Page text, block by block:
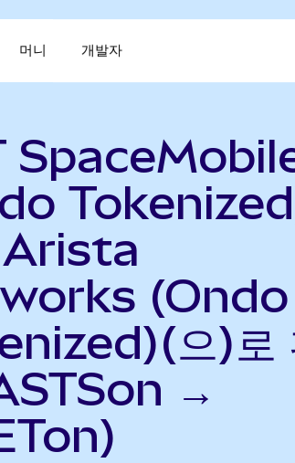
머니 개발자
Arista
(Ondo
으)로
→